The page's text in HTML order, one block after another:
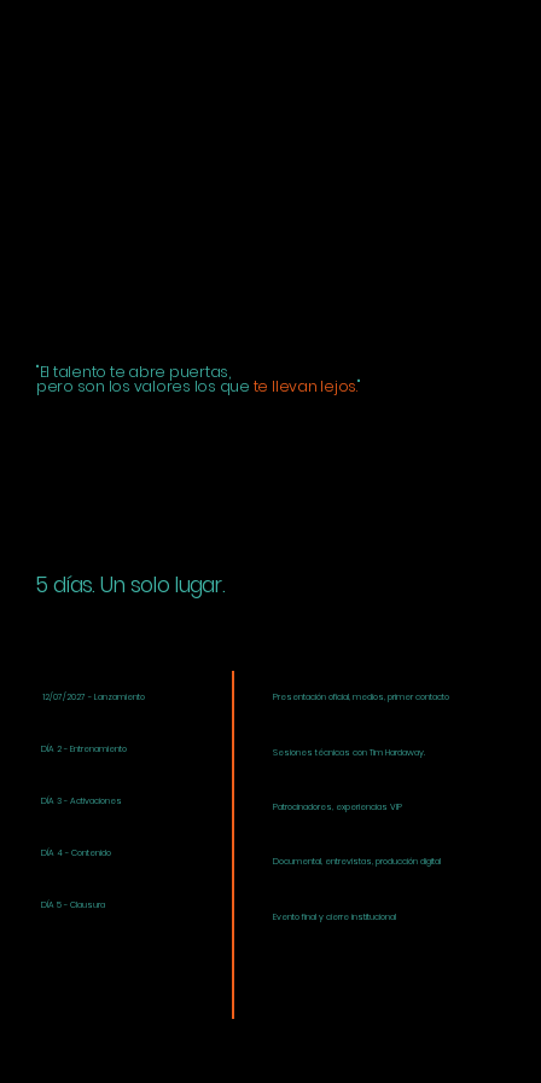
"El talento te abre puertas,
pero son los valores los que te llevan lejos."
5 días. Un solo lugar.
12/07/2027 - Lanzamiento
DÍA 2 - Entrenamiento
DÍA 3 - Activaciones
DÍA 4 - Contenido
DÍA 5 - Clausura
Presentación oficial, medios, primer contacto
Sesiones técnicas con Tim Hardaway.
Patrocinadores, experiencias VIP
Documental, entrevistas, producción digital
Evento final y cierre institucional